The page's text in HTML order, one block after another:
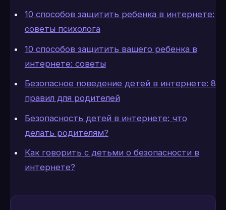
10 способов защитить ребенка в интернете:
советы психолога
10 способов защитить вашего ребенка в
интернете: советы
Безопасное поведение детей в интернете: 8
правил для родителей
Безопасность детей в интернете: что
делать родителям?
Как говорить с детьми о безопасности в
интернете?